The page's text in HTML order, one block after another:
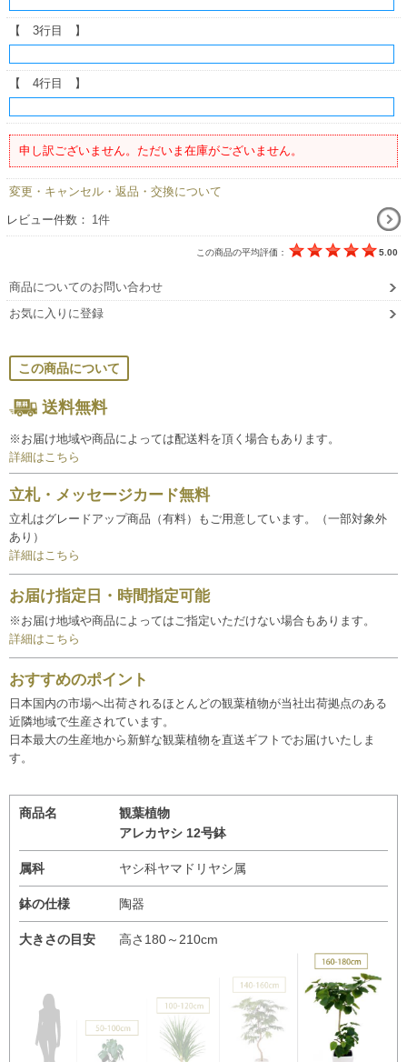
【 3行目 】
【 4行目 】
申し訳ございません。ただいま在庫がございません。
変更・キャンセル・返品・交換について
レビュー件数： 1件
この商品の平均評価： 5.00
商品についてのお問い合わせ
お気に入りに登録
この商品について
送料無料
※お届け地域や商品によっては配送料を頂く場合もあります。
詳細はこちら
立札・メッセージカード無料
立札はグレードアップ商品（有料）もご用意しています。（一部対象外
あり）
詳細はこちら
お届け指定日・時間指定可能
※お届け地域や商品によってはご指定いただけない場合もあります。
詳細はこちら
おすすめのポイント
日本国内の市場へ出荷されるほとんどの観葉植物が当社出荷拠点のある
近隣地域で生産されています。
日本最大の生産地から新鮮な観葉植物を直送ギフトでお届けいたしま
す。
商品名
観葉植物
アレカヤシ 12号鉢
属科 ヤシ科ヤマドリヤシ属
鉢の仕様 陶器
大きさの目安 高さ180～210cm